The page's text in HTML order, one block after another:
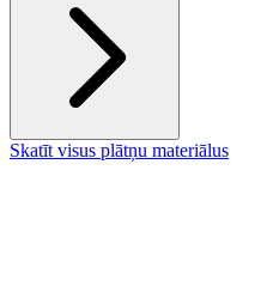
Skatīt visus plātņu materiālus